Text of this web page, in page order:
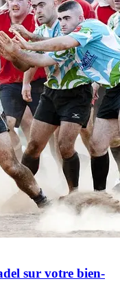
sur votre bien-